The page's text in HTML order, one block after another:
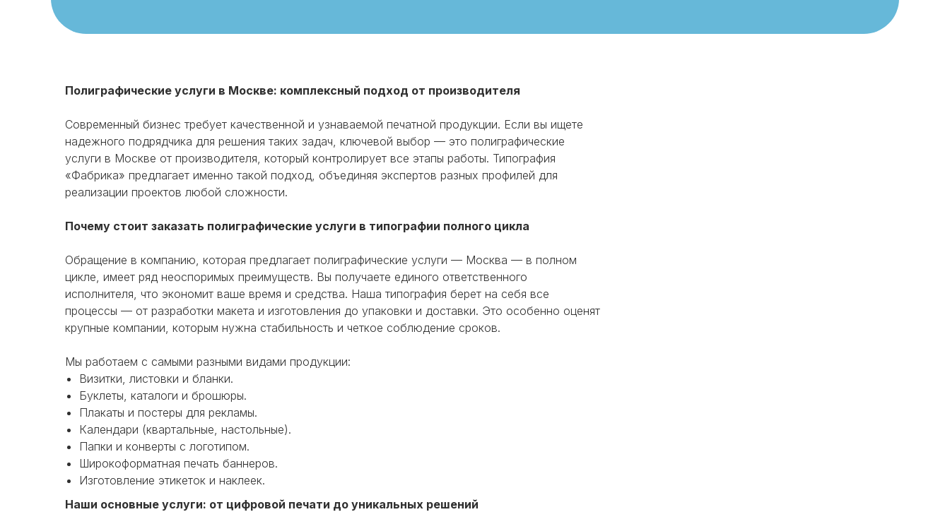
Полиграфические услуги в Москве: комплексный подход от производителя
Современный бизнес требует качественной и узнаваемой печатной продукции. Если вы ищете
надежного подрядчика для решения таких задач, ключевой выбор — это полиграфические
услуги в Москве от производителя, который контролирует все этапы работы. Типография
«Фабрика» предлагает именно такой подход, объединяя экспертов разных профилей для
реализации проектов любой сложности.
Почему стоит заказать полиграфические услуги в типографии полного цикла
Обращение в компанию, которая предлагает полиграфические услуги — Москва — в полном
цикле, имеет ряд неоспоримых преимуществ. Вы получаете единого ответственного
исполнителя, что экономит ваше время и средства. Наша типография берет на себя все
процессы — от разработки макета и изготовления до упаковки и доставки. Это особенно оценят
крупные компании, которым нужна стабильность и четкое соблюдение сроков.
Мы работаем с самыми разными видами продукции:
Визитки, листовки и бланки.
Буклеты, каталоги и брошюры.
Плакаты и постеры для рекламы.
Календари (квартальные, настольные).
Папки и конверты с логотипом.
Широкоформатная печать баннеров.
Изготовление этикеток и наклеек.
Наши основные услуги: от цифровой печати до уникальных решений